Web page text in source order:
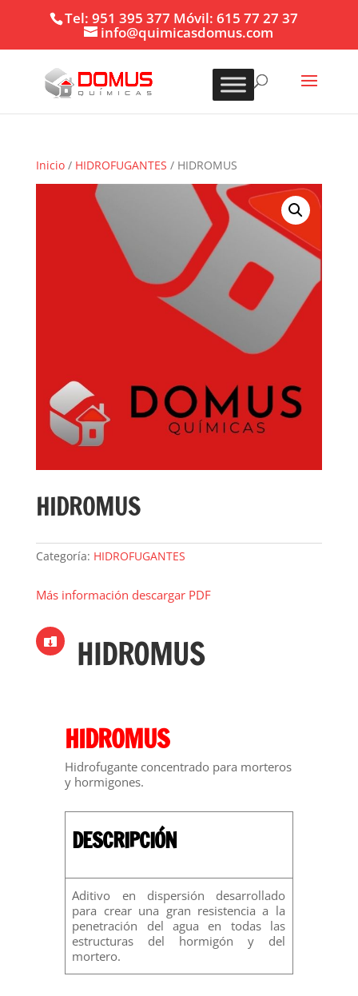
Tel: 951 395 377 Móvil: 615 77 27 37
info@quimicasdomus.com
Inicio/ HIDROFUGANTES / HIDROMUS
HIDROMUS
Categoría: HIDROFUGANTES
Más información descargar PDF
 HIDROMUS
HIDROMUS
Hidrofugante concentrado para morteros
y hormigones.
DESCRIPCIÓN
Aditivo en dispersión desarrollado
para crear una gran resistencia a la
penetración del agua en todas las
estructuras del hormigón y del
mortero.